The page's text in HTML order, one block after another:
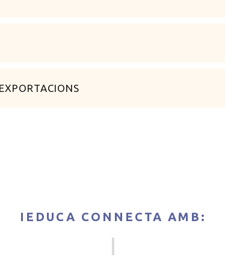
IEDUCA CONNECTA AMB: